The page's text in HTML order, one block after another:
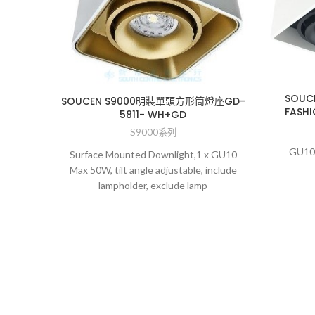
SOUCEN S9000明裝單頭方形筒燈座GD-
5811- WH+GD
S9000系列
Surface Mounted Downlight,1 x GU10
Max 50W, tilt angle adjustable, include
lampholder, exclude lamp